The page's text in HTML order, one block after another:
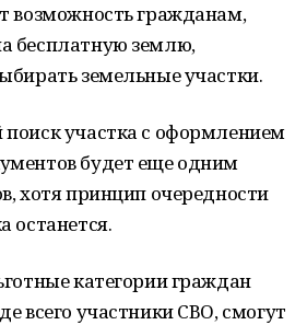
возможность гражданам,
бесплатную землю,
земельные участки.
участка с оформлением
будет еще одним
хотя принцип очередности
останется.
категории граждан
всего участники СВО, смогут